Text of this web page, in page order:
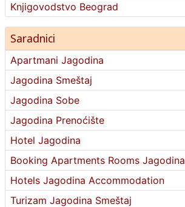
Knjigovodstvo Beograd
Saradnici
Apartmani Jagodina
Jagodina Smeštaj
Jagodina Sobe
Jagodina Prenoćište
Hotel Jagodina
Booking Apartments Rooms Jagodina
Hotels Jagodina Accommodation
Turizam Jagodina Smeštaj